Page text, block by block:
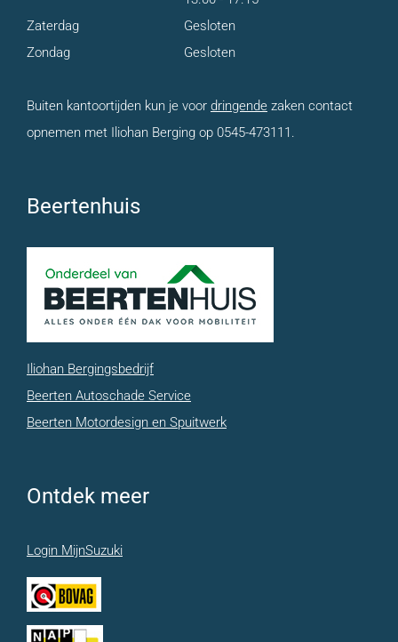
Zaterdag
Gesloten
Zondag
Gesloten
Buiten kantoortijden kun je voor dringende zaken contact
opnemen met Iliohan Berging op 0545-473111.
Beertenhuis
Iliohan Bergingsbedrijf
Beerten Autoschade Service
Beerten Motordesign en Spuitwerk
Ontdek meer
Login MijnSuzuki